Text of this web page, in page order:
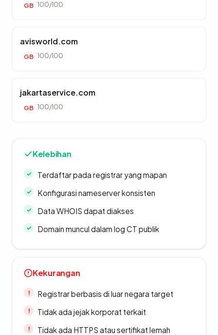
GB 100/100
avisworld.com
GB 100/100
jakartaservice.com
GB 100/100
Kelebihan
Terdaftar pada registrar yang mapan
Konfigurasi nameserver konsisten
Data WHOIS dapat diakses
Domain muncul dalam log CT publik
Kekurangan
Registrar berbasis di luar negara target
Tidak ada jejak korporat terkait
Tidak ada HTTPS atau sertifikat lemah